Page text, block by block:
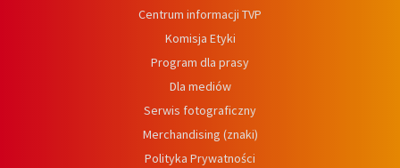
Centrum informacji TVP
Komisja Etyki
Program dla prasy
Dla mediów
Serwis fotograficzny
Merchandising (znaki)
Polityka Prywatności